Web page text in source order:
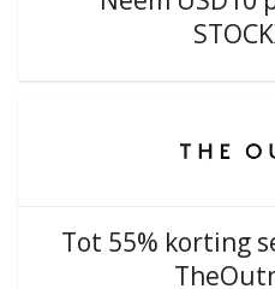
Tot 55% korting